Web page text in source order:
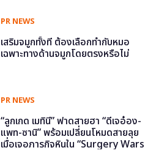
PR NEWS
เสริมจมูกทั้งที ต้องเลือกทำกับหมอ
เฉพาะทางด้านจมูกโดยตรงหรือไม่
PR NEWS
“ลูกเกด เมทินี” ฟาดสายฮา “ดีเจอ๋อง-
แพท-ซานิ” พร้อมเปลี่ยนโหมดสายลุย
เมื่อเจอภารกิจหินใน “Surgery Wars